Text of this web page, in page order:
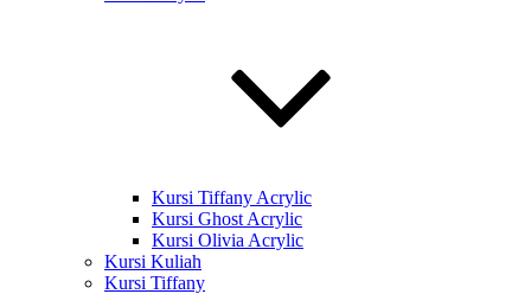
Kursi Tiffany Acrylic
Kursi Ghost Acrylic
Kursi Olivia Acrylic
Kursi Kuliah
Kursi Tiffany